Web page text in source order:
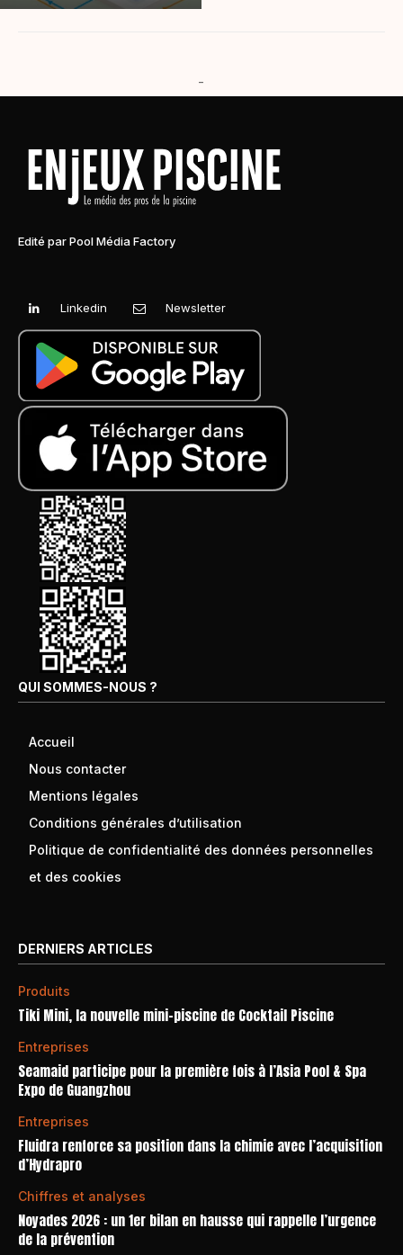
-
Edité par Pool Média Factory
Linkedin Newsletter
QUI SOMMES-NOUS ?
Accueil
Nous contacter
Mentions légales
Conditions générales d’utilisation
Politique de confidentialité des données personnelles
et des cookies
DERNIERS ARTICLES
Produits
Tiki Mini, la nouvelle mini-piscine de Cocktail Piscine
Entreprises
Seamaid participe pour la première fois à l’Asia Pool & Spa
Expo de Guangzhou
Entreprises
Fluidra renforce sa position dans la chimie avec l’acquisition
d’Hydrapro
Chiffres et analyses
Noyades 2026 : un 1er bilan en hausse qui rappelle l’urgence
de la prévention